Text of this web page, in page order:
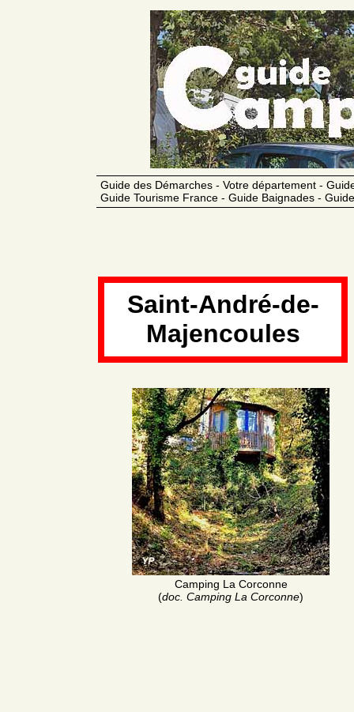
Guide des Démarches - Votre département -
Guide Tourisme France - Guide Baignades -
Saint-André-de-
Majencoules
Camping La Corconne
(doc. Camping La Corconne)